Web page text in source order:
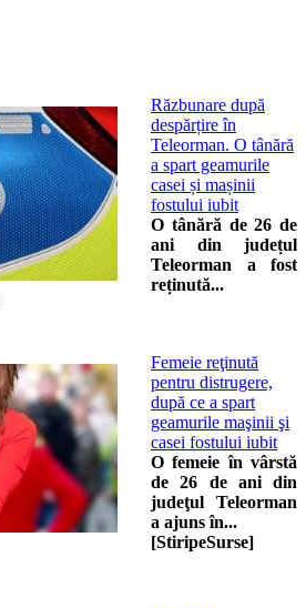
Răzbunare după
despărțire în
Teleorman. O tânără
a spart geamurile
casei și mașinii
fostului iubit
O tânără de 26 de
ani din județul
Teleorman a fost
reținută...
Femeie reţinută
pentru distrugere,
după ce a spart
geamurile maşinii şi
casei fostului iubit
O femeie în vârstă
de 26 de ani din
judeţul Teleorman
a ajuns în...
[StiripeSurse]